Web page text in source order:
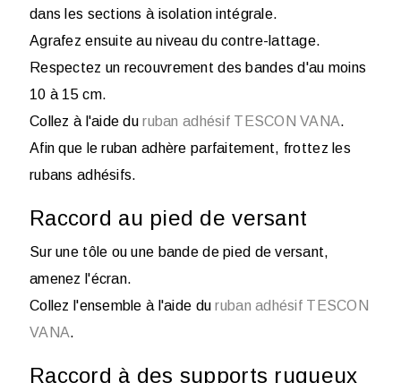
dans les sections à isolation intégrale.
Agrafez ensuite au niveau du contre-lattage.
Respectez un recouvrement des bandes d'au moins
10 à 15 cm.
Collez à l'aide duruban adhésif TESCON VANA.
Afin que le ruban adhère parfaitement, frottez les
rubans adhésifs.
Raccord au pied de versant
Sur une tôle ou une bande de pied de versant,
amenez l'écran.
Collez l'ensemble à l'aide duruban adhésif TESCON
VANA.
Raccord à des supports rugueux